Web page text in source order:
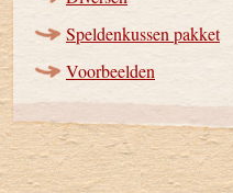
Speldenkussen pakket
Voorbeelden